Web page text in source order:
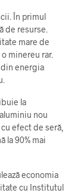
În primul
de resurse.
mare de
minereu rar.
din energia
la
nou
efect de seră,
la 90% mai
economia
cu Institutul